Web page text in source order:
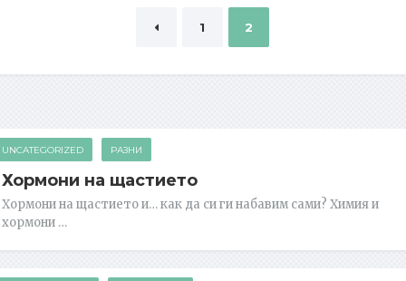
Posts navigation
1 2
UNCATEGORIZED РАЗНИ
Хормони на щастието
Хормони на щастието и… как да си ги набавим сами? Химия и
хормони …